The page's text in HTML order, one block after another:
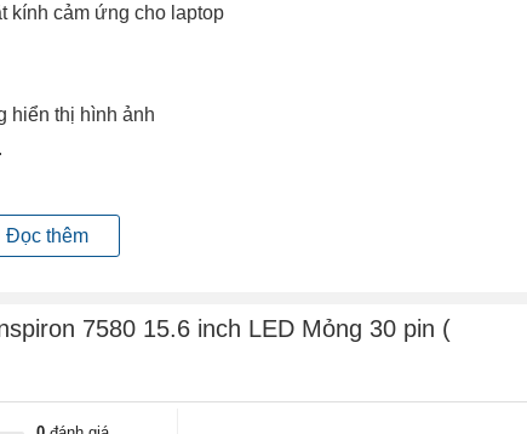
kính cảm ứng cho laptop
hiển thị hình ảnh
quá trình đóng mở nắp gập màn hình lâu ngày cũng sẽ gây
!!!
hình đứt, vỉ cao áp hỏng, mất nguồn từ mainboard cấp
Đọc thêm
7580 15.6 inch LED Mỏng 30 pin (